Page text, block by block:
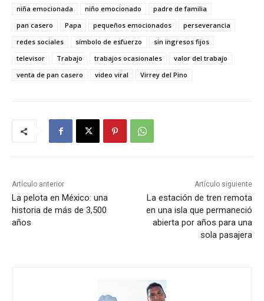
niña emocionada
niño emocionado
padre de familia
pan casero
Papa pequeños emocionados
perseverancia
redes sociales
símbolo de esfuerzo
sin ingresos fijos
televisor
Trabajo trabajos ocasionales
valor del trabajo
venta de pan casero
video viral Virrey del Pino
Artículo anterior
La pelota en México: una
historia de más de 3,500
años
Artículo siguiente
La estación de tren remota
en una isla que permaneció
abierta por años para una
sola pasajera